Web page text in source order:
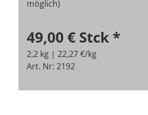
möglich)
49,00 € Stck *
2,2 kg | 22,27 €/kg
Art. Nr: 2192